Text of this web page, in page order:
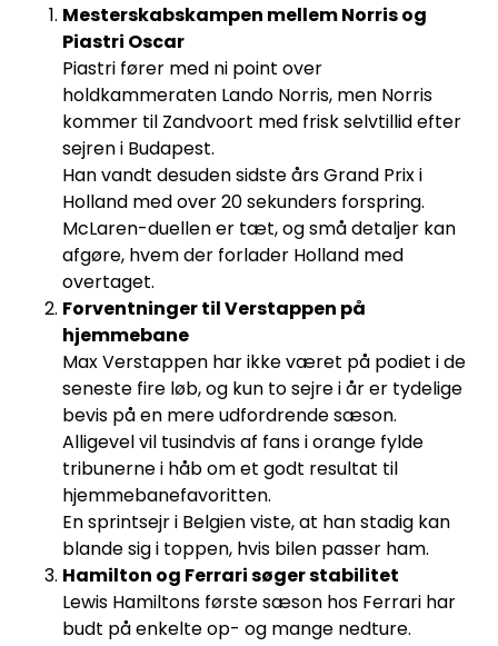
Mesterskabskampen mellem Norris og
Piastri Oscar
Piastri fører med ni point over
holdkammeraten Lando Norris, men Norris
kommer til Zandvoort med frisk selvtillid efter
sejren i Budapest.
Han vandt desuden sidste års Grand Prix i
Holland med over 20 sekunders forspring.
McLaren-duellen er tæt, og små detaljer kan
afgøre, hvem der forlader Holland med
overtaget.
Forventninger til Verstappen på
hjemmebane
Max Verstappen har ikke været på podiet i de
seneste fire løb, og kun to sejre i år er tydelige
bevis på en mere udfordrende sæson.
Alligevel vil tusindvis af fans i orange fylde
tribunerne i håb om et godt resultat til
hjemmebanefavoritten.
En sprintsejr i Belgien viste, at han stadig kan
blande sig i toppen, hvis bilen passer ham.
Hamilton og Ferrari søger stabilitet
Lewis Hamiltons første sæson hos Ferrari har
budt på enkelte op- og mange nedture.